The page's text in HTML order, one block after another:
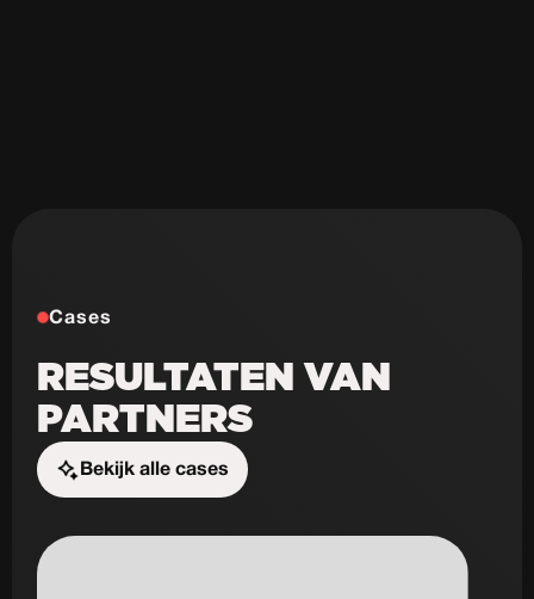
Cases
RESULTATEN VAN
PARTNERS
Bekijk alle cases
Start de uitdaging